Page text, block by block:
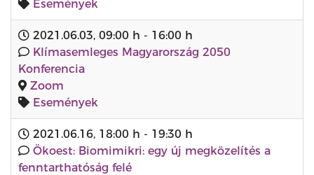
Események
2021.06.03, 09:00 h - 16:00 h
Klímasemleges Magyarország 2050
Konferencia
Zoom
Események
2021.06.16, 18:00 h - 19:30 h
Ökoest: Biomimikri: egy új megközelítés a
fenntarthatóság felé